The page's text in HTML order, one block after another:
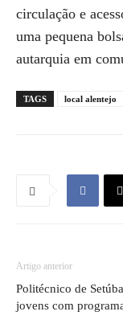
circulação e
uma pequena
autarquia em
TAGS local alentejo
Artigo anterior
Politécnico de
jovens com